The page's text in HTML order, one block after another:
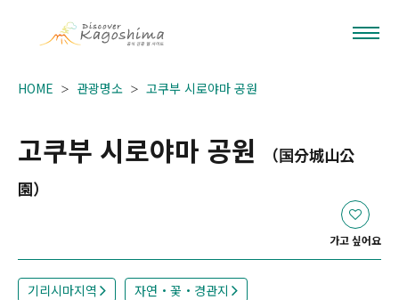
HOME 관광명소 고쿠부 시로야마 공원
고쿠부 시로야마 공원
（国分城山公
園）
가고 싶어요
기리시마지역
자연・꽃・경관지